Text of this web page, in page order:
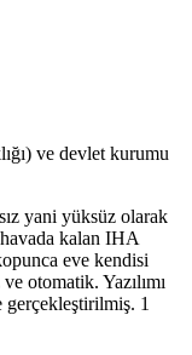
ve devlet kurumu
yani yüksüz olarak
kalan IHA
eve kendisi
otomatik. Yazılımı
1